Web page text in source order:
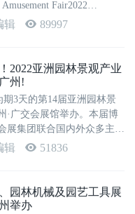
Fair2022
Metaverse Ec...
辑 89997
2022亚洲园林景观产业
州!
期3天的第14届亚洲园林景
·广交会展馆举办。本届博
展集团联合国内外众多主要
共同组织,旨在汇集园林景
辑 51836
园林机械及园艺工具展
举办